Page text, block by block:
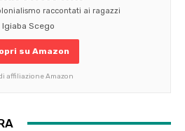
raccontati ai ragazzi
Igiaba Scego
su Amazon
affiliazione Amazon